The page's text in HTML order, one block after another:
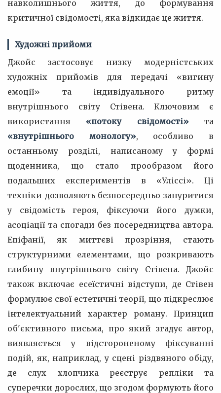
навколишнього життя, до формування
критичної свідомості, яка відкидає це життя.
Художні прийоми
Джойс застосовує низку модерністських
художніх прийомів для передачі «вигину
емоції» та індивідуального ритму
внутрішнього світу Стівена. Ключовим є
використання «потоку свідомості»та
«внутрішнього монологу», особливо в
останньому розділі, написаному у формі
щоденника, що стало прообразом його
подальших експериментів в «Уліссі». Ці
техніки дозволяють безпосередньо зануритися
у свідомість героя, фіксуючи його думки,
асоціації та спогади без посередництва автора.
Епіфанії, як миттєві прозріння, стають
структурними елементами, що розкривають
глибину внутрішнього світу Стівена. Джойс
також включає есеїстичні відступи, де Стівен
формулює свої естетичні теорії, що підкреслює
інтелектуальний характер роману. Принцип
об'єктивного письма, про який згадує автор,
виявляється у відстороненому фіксуванні
подій, як, наприклад, у сцені різдвяного обіду,
де слух хлопчика реєструє репліки та
суперечки дорослих, що згодом формують його